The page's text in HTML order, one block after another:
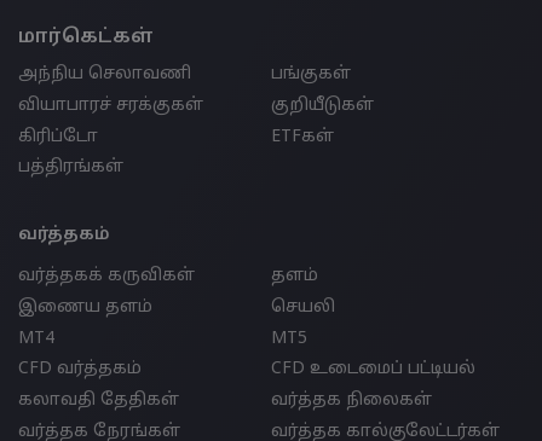
மார்கெட்கள்
அந்நிய செலாவணி
பங்குகள்
வியாபாரச் சரக்குகள்
குறியீடுகள்
கிரிப்டோ
ETFகள்
பத்திரங்கள்
வர்த்தகம்
வர்த்தகக் கருவிகள்
தளம்
இணைய தளம்
செயலி
MT4
MT5
CFD வர்த்தகம்
CFD உடைமைப் பட்டியல்
கலாவதி தேதிகள்
வர்த்தக நிலைகள்
வர்த்தக நேரங்கள்
வர்த்தக கால்குலேட்டர்கள்